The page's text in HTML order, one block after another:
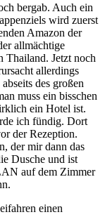
bergab. Auch ein
wird zuerst
Amazon der
allmächtige
Thailand. Jetzt noch
allerdings
des großen
muss ein bisschen
ein Hotel ist.
ich fündig. Dort
der Rezeption.
der mir dann das
Dusche und ist
auf dem Zimmer
einen